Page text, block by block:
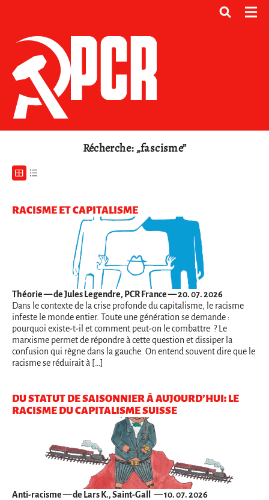
Récherche: „fascisme”
RACISME ET CAPITALISME
Théorie— de Jules Legendre, PCR France — 20. 07. 2026
Dans le contexte de la crise profonde du capitalisme, le racisme
infeste le monde entier. Toute une génération se demande :
pourquoi existe-t-il et comment peut-on le combattre ? Le
marxisme permet de répondre à cette question et dissiper la
confusion qui règne dans la gauche. On entend souvent dire que le
racisme se réduirait à […]
DU STATUT DE SAISONNIER À AUJOURD’HUI: LE
RACISME DU CAPITALISME SUISSE
Anti-racisme— de Lars K., Saint-Gall — 10. 07. 2026